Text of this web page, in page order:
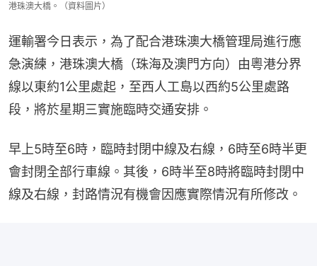
港珠澳大橋。（資料圖片）
運輸署今日表示，為了配合港珠澳大橋管理局進行應
急演練，港珠澳大橋（珠海及澳門方向）由粵港分界
線以東約1公里處起，至西人工島以西約5公里處路
段，將於星期三實施臨時交通安排。
早上5時至6時，臨時封閉中線及右線，6時至6時半更
會封閉全部行車線。其後，6時半至8時將臨時封閉中
線及右線，封路情況有機會因應實際情況有所修改。